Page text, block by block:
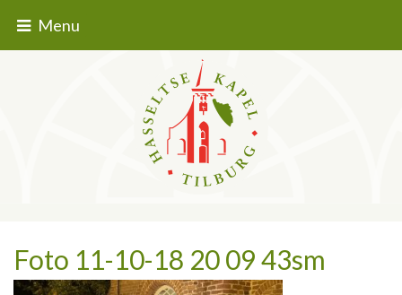
Menu
Foto 11-10-18 20 09 43sm